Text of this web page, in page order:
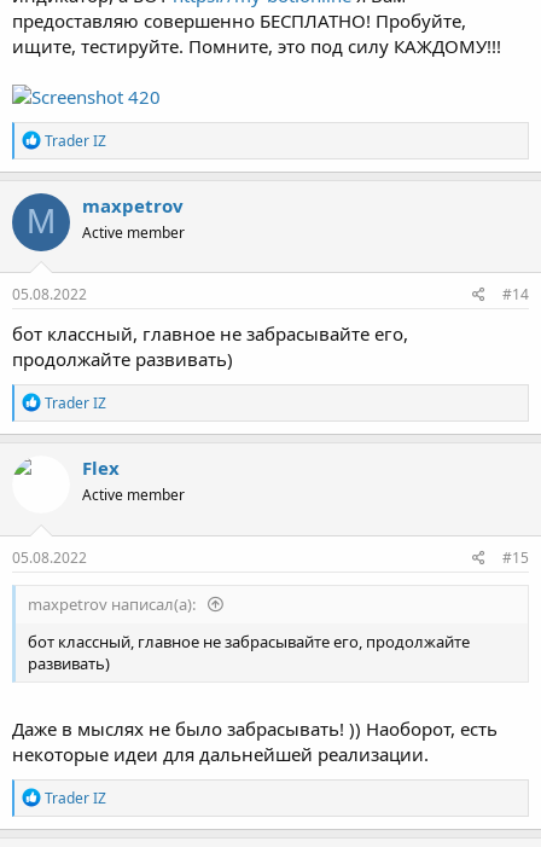
предоставляю совершенно БЕСПЛАТНО! Пробуйте,
ищите, тестируйте. Помните, это под силу КАЖДОМУ!!!
Р
е
а
к
ц
и
и
:
Trader IZ
M maxpetrov
Active member
05.08.2022 #14
бот классный, главное не забрасывайте его,
продолжайте развивать)
Р
е
а
:
Trader IZ
Flex
Active member
05.08.2022 #15
maxpetrov написал(а):
бот классный, главное не забрасывайте его, продолжайте
развивать)
Даже в мыслях не было забрасывать! )) Наоборот, есть
некоторые идеи для дальнейшей реализации.
Р
е
а
Trader IZ